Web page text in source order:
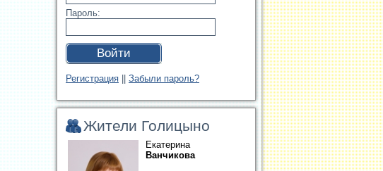
Пароль:
Войти
Регистрация Забыли пароль?
Жители Голицыно
Екатерина
Ванчикова